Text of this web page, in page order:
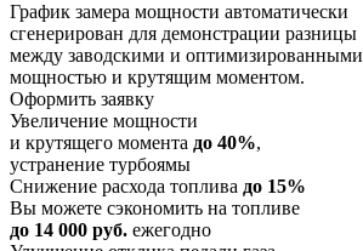
График замера мощности автоматически
сгенерирован для демонстрации разницы
между заводскими и оптимизированными
мощностью и крутящим моментом.
Оформить заявку
Увеличение мощности
и крутящего момента до 40%,
устранение турбоямы
Снижение расхода топлива до 15%
Вы можете сэкономить на топливе
до 14 000 руб. ежегодно